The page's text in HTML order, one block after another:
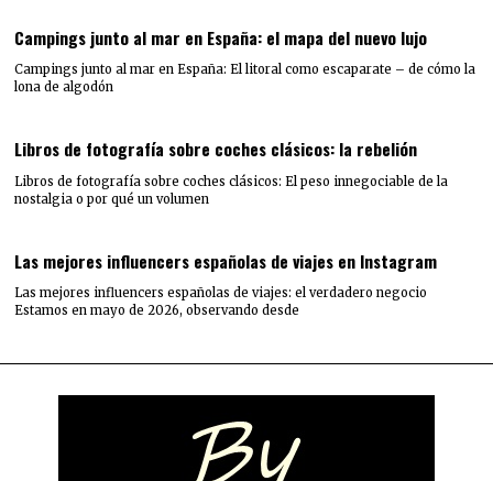
Campings junto al mar en España: el mapa del nuevo lujo
Campings junto al mar en España: El litoral como escaparate – de cómo la
lona de algodón
Libros de fotografía sobre coches clásicos: la rebelión
Libros de fotografía sobre coches clásicos: El peso innegociable de la
nostalgia o por qué un volumen
Las mejores influencers españolas de viajes en Instagram
Las mejores influencers españolas de viajes: el verdadero negocio
Estamos en mayo de 2026, observando desde